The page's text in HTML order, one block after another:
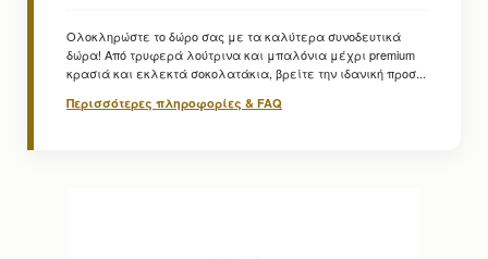
Ολοκληρώστε το δώρο σας με τα καλύτερα συνοδευτικά
δώρα! Από τρυφερά λούτρινα και μπαλόνια μέχρι premium
κρασιά και εκλεκτά σοκολατάκια, βρείτε την ιδανική προσ...
Περισσότερες πληροφορίες & FAQ